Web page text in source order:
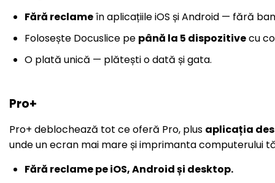
Fără reclameîn aplicațiile iOS și Android — fără
Folosește Docuslice pe până la 5 dispozitivecu
O plată unică — plătești o dată și gata.
Pro+
Pro+ deblochează tot ce oferă Pro, plus aplicația
unde un ecran mai mare și imprimanta computerului
Fără reclame pe iOS, Android și desktop.